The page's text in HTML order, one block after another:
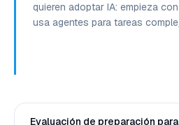
quieren adoptar IA: empieza
usa agentes para tareas